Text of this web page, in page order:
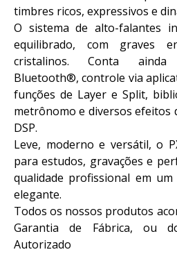
timbres ricos, expressivos e
O sistema de alto-falantes
equilibrado, com graves
cristalinos. Conta ainda
Bluetooth®, controle via
funções de Layer e Split,
metrônomo e diversos efeitos
DSP.
Leve, moderno e versátil, o
para estudos, gravações e
qualidade profissional em
elegante.
Todos os nossos produtos
Garantia de Fábrica, ou
Autorizado